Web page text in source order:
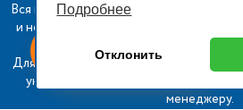
Подробнее
Отклонить
Вся информация на сайте о товарах
и не является публичной офертой в
статьи 437 ГК
Для получения подробной
указанных товаров и (или) услуг,
менеджеру.
оборудование
Оставь